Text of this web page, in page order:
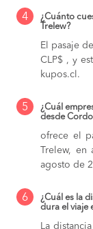
4
¿Cuánto
Trelew?
El pasaje
CLP$ , y
kupos.cl.
5
¿Cuál
desde
ofrece el
Trelew, en
agosto de
6
¿Cuál es la
dura el viaje
La